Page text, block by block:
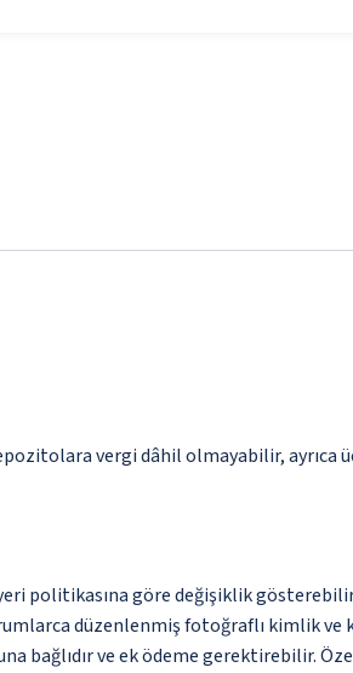
vergi dâhil olmayabilir, ayrıca
politikasına göre değişiklik
düzenlenmiş fotoğraflı kimlik
bağlıdır ve ek ödeme gerektirebilir.